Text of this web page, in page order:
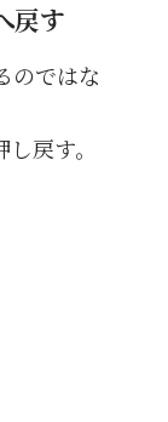
戻す
のではな
戻す。